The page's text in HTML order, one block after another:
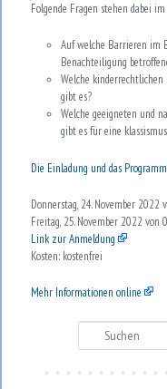
Folgende Fragen stehen dabei
Auf welche Barrieren im
Benachteiligung
Welche kinderrechtlichen
gibt es?
Welche geeigneten und
gibt es für eine
Die Einladung und das
Donnerstag, 24. November
Freitag, 25. November 2022
Link zur Anmeldung
Kosten: kostenfrei
Mehr Informationen online
Suchen